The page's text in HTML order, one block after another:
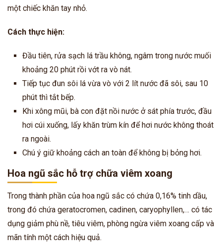
một chiếc khăn tay nhỏ.
Cách thực hiện:
Đầu tiên, rửa sạch lá trầu không, ngâm trong nước muối
khoảng 20 phút rồi vớt ra vò nát.
Tiếp tục đun sôi lá vừa vò với 2 lít nước đã sôi, sau 10
phút thì tắt bếp.
Khi xông mũi, bà con đặt nồi nước ở sát phía trước, đầu
hơi cúi xuống, lấy khăn trùm kín để hơi nước không thoát
ra ngoài.
Chú ý giữ khoảng cách an toàn để không bị bỏng hơi.
Hoa ngũ sắc hỗ trợ chữa viêm xoang
Trong thành phần của hoa ngũ sắc có chứa 0,16% tinh dầu,
trong đó chứa geratocromen, cadinen, caryophyllen,… có tác
dụng giảm phù nề, tiêu viêm, phòng ngừa viêm xoang cấp và
mãn tính một cách hiệu quả.